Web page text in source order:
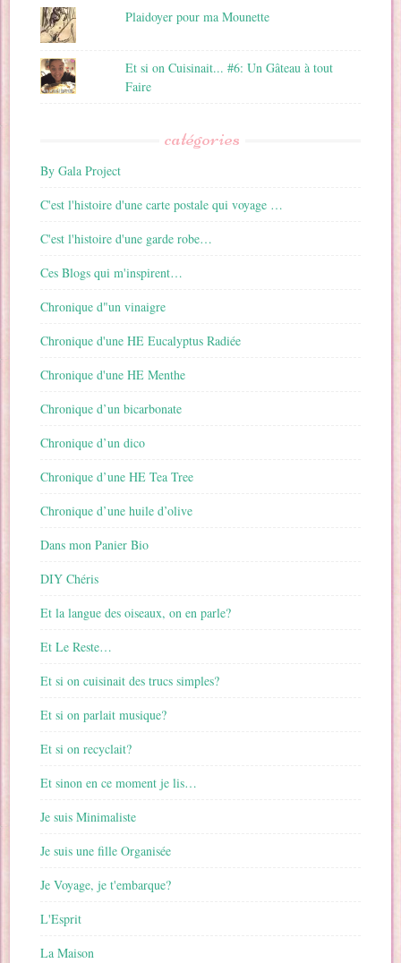
Plaidoyer pour ma Mounette
Et si on Cuisinait... #6: Un Gâteau à tout
Faire
catégories
By Gala Project
C'est l'histoire d'une carte postale qui voyage …
C'est l'histoire d'une garde robe…
Ces Blogs qui m'inspirent…
Chronique d"un vinaigre
Chronique d'une HE Eucalyptus Radiée
Chronique d'une HE Menthe
Chronique d’un bicarbonate
Chronique d’un dico
Chronique d’une HE Tea Tree
Chronique d’une huile d’olive
Dans mon Panier Bio
DIY Chéris
Et la langue des oiseaux, on en parle?
Et Le Reste…
Et si on cuisinait des trucs simples?
Et si on parlait musique?
Et si on recyclait?
Et sinon en ce moment je lis…
Je suis Minimaliste
Je suis une fille Organisée
Je Voyage, je t'embarque?
L'Esprit
La Maison